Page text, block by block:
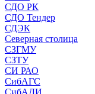
СДО РК
СДО Тендер
СДЭК
Северная столица
СЗГМУ
СЗТУ
СИ РАО
СибАГС
СибАДИ